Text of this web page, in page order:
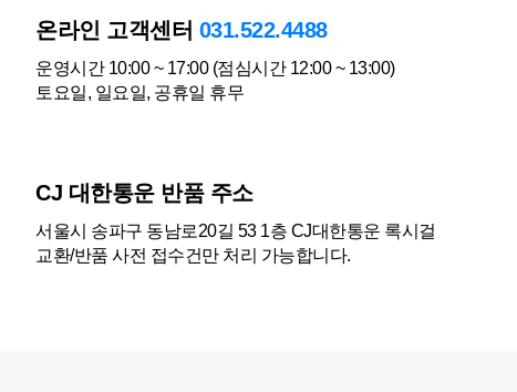
온라인 고객센터 031.522.4488
운영시간 10:00 ~ 17:00 (점심시간 12:00 ~ 13:00)
토요일, 일요일, 공휴일 휴무
CJ 대한통운 반품 주소
서울시 송파구 동남로20길 53 1층 CJ대한통운 록시걸
교환/반품 사전 접수건만 처리 가능합니다.